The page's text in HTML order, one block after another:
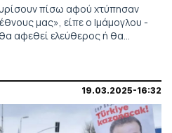
πίσω αφού χτύπησαν
μας», είπε ο Ιμάμογλου -
αφεθεί ελεύθερος ή θα
δίκης του
19.03.2025-16:32